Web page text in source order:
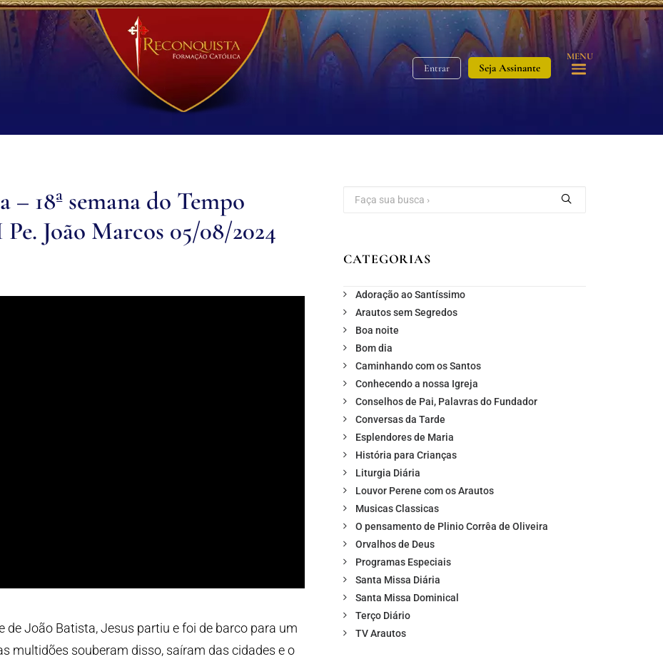
Entrar Seja Assinante
MENU
18ª semana do Tempo
João Marcos 05/08/2024
de João Batista, Jesus partiu e foi de barco para um
multidões souberam disso, saíram das cidades e o
CATEGORIAS
Adoração ao Santíssimo
Arautos sem Segredos
Boa noite
Bom dia
Caminhando com os Santos
Conhecendo a nossa Igreja
Conselhos de Pai, Palavras do Fundador
Conversas da Tarde
Esplendores de Maria
História para Crianças
Liturgia Diária
Louvor Perene com os Arautos
Musicas Classicas
O pensamento de Plinio Corrêa de Oliveira
Orvalhos de Deus
Programas Especiais
Santa Missa Diária
Santa Missa Dominical
Terço Diário
TV Arautos